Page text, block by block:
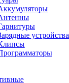
устройства